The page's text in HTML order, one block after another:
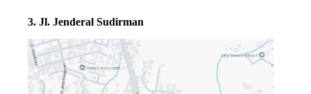
3. Jl. Jenderal Sudirman